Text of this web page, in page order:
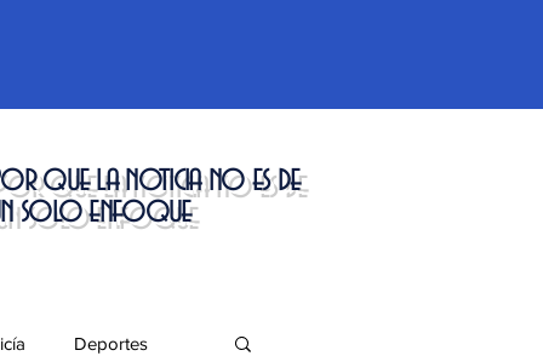
que la noticia no es de
solo enfoque
Deportes